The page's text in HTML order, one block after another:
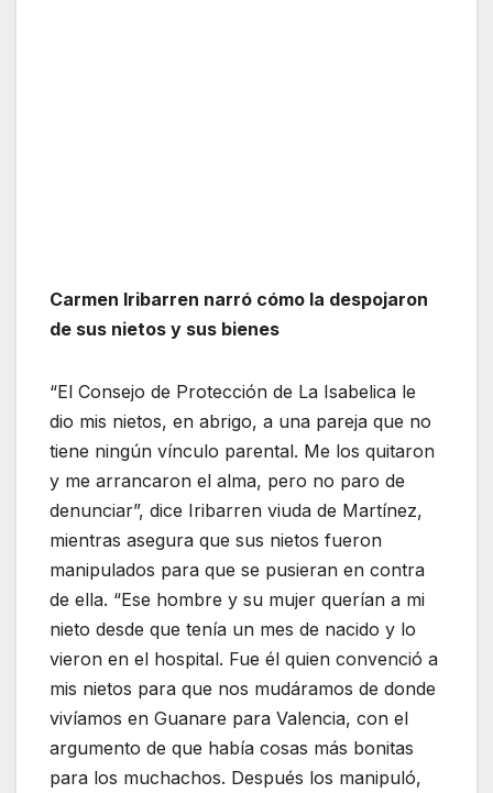
Carmen Iribarren narró cómo la despojaron
de sus nietos y sus bienes
“El Consejo de Protección de La Isabelica le
dio mis nietos, en abrigo, a una pareja que no
tiene ningún vínculo parental. Me los quitaron
y me arrancaron el alma, pero no paro de
denunciar”, dice Iribarren viuda de Martínez,
mientras asegura que sus nietos fueron
manipulados para que se pusieran en contra
de ella. “Ese hombre y su mujer querían a mi
nieto desde que tenía un mes de nacido y lo
vieron en el hospital. Fue él quien convenció a
mis nietos para que nos mudáramos de donde
vivíamos en Guanare para Valencia, con el
argumento de que había cosas más bonitas
para los muchachos. Después los manipuló,